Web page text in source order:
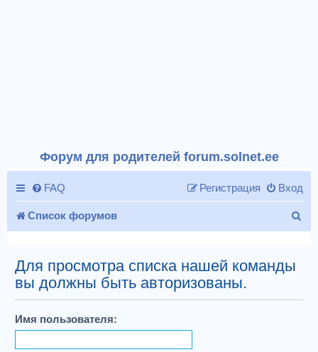
Форум для родителей forum.solnet.ee
FAQ Вход
Регистрация
Список форумов
Для просмотра списка нашей команды
вы должны быть авторизованы.
Имя пользователя: